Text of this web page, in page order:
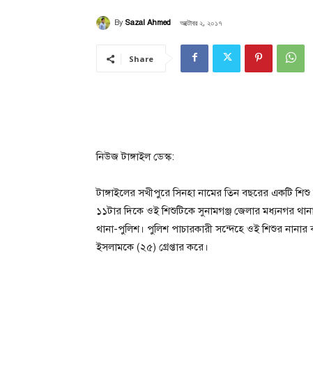
By Sazal Ahmed অক্টোবর ২, ২০১৭
Share
নিউজ টাঙ্গাইল ডেস্ক:
টাঙ্গাইলের সখীপুরে সিনহা নামের তিন বছরের একটি
১১টার দিকে ওই শিশুটিকে সুনামগঞ্জ জেলার মধ্যনগর
থানা-পুলিশ। পুলিশ পাচারকারী সন্দেহে ওই শিশুর
ইসলামকে (২৫) গ্রেপ্তার করে।